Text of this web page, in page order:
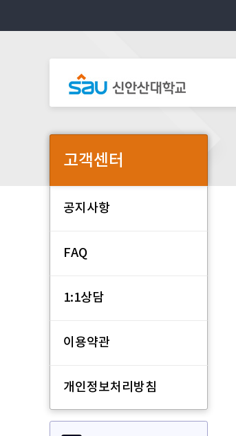
고객센터
공지사항
FAQ
1:1상담
이용약관
개인정보처리방침